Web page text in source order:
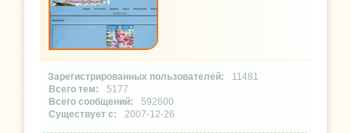
11481
5177
592600
2007-12-26